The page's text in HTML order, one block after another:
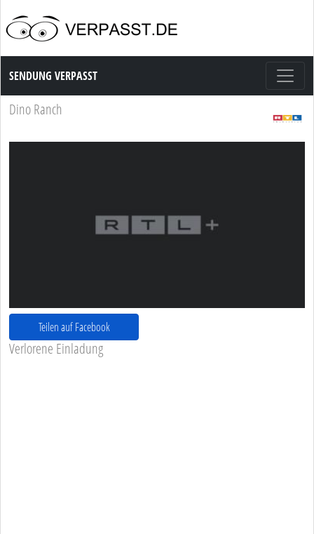
Sendung Verpasst
SENDUNG VERPASST
Dino Ranch
Teilen auf Facebook
Verlorene Einladung